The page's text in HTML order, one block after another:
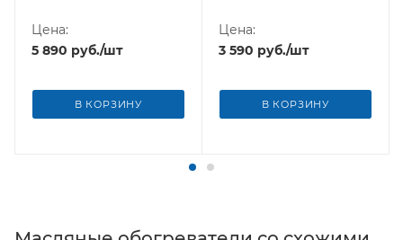
Цена:
5 890 руб./шт
В КОРЗИНУ
Цена:
3 590 руб./шт
В КОРЗИНУ